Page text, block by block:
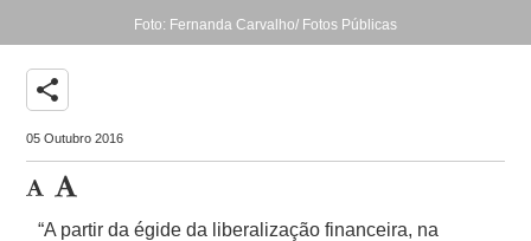
Foto: Fernanda Carvalho/ Fotos Públicas
share
05 Outubro 2016
“A partir da égide da liberalização financeira, na